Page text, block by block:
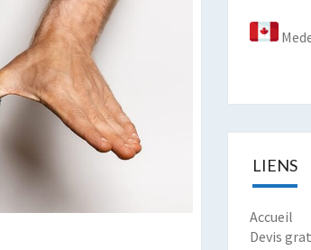
LIENS
Accueil
Devis